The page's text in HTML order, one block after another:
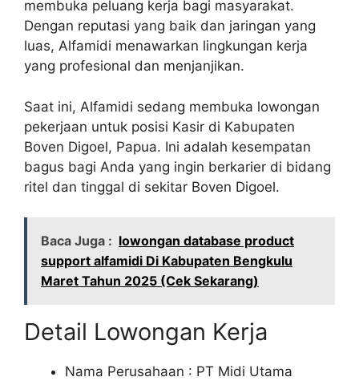
membuka peluang kerja bagi masyarakat.
Dengan reputasi yang baik dan jaringan yang
luas, Alfamidi menawarkan lingkungan kerja
yang profesional dan menjanjikan.
Saat ini, Alfamidi sedang membuka lowongan
pekerjaan untuk posisi Kasir di Kabupaten
Boven Digoel, Papua. Ini adalah kesempatan
bagus bagi Anda yang ingin berkarier di bidang
ritel dan tinggal di sekitar Boven Digoel.
Baca Juga : lowongan database product
support alfamidi Di Kabupaten Bengkulu
Maret Tahun 2025 (Cek Sekarang)
Detail Lowongan Kerja
Nama Perusahaan : PT Midi Utama